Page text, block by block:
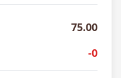
75.00
-0